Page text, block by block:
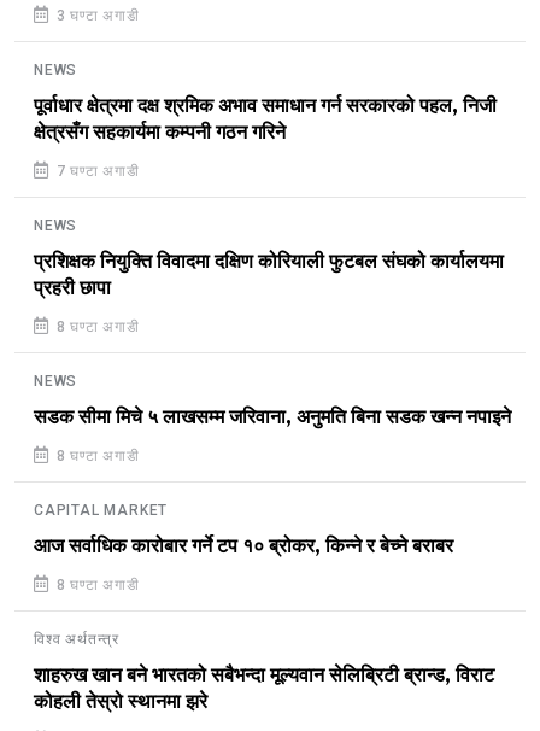
3 घण्टा अगाडी
NEWS
पूर्वाधार क्षेत्रमा दक्ष श्रमिक अभाव समाधान गर्न सरकारको पहल, निजी
क्षेत्रसँग सहकार्यमा कम्पनी गठन गरिने
7 घण्टा अगाडी
NEWS
प्रशिक्षक नियुक्ति विवादमा दक्षिण कोरियाली फुटबल संघको कार्यालयमा
प्रहरी छापा
8 घण्टा अगाडी
NEWS
सडक सीमा मिचे ५ लाखसम्म जरिवाना, अनुमति बिना सडक खन्न नपाइने
8 घण्टा अगाडी
CAPITAL MARKET
आज सर्वाधिक कारोबार गर्ने टप १० ब्रोकर, किन्ने र बेच्ने बराबर
8 घण्टा अगाडी
विश्व अर्थतन्त्र
शाहरुख खान बने भारतको सबैभन्दा मूल्यवान सेलिब्रिटी ब्रान्ड, विराट
कोहली तेस्रो स्थानमा झरे